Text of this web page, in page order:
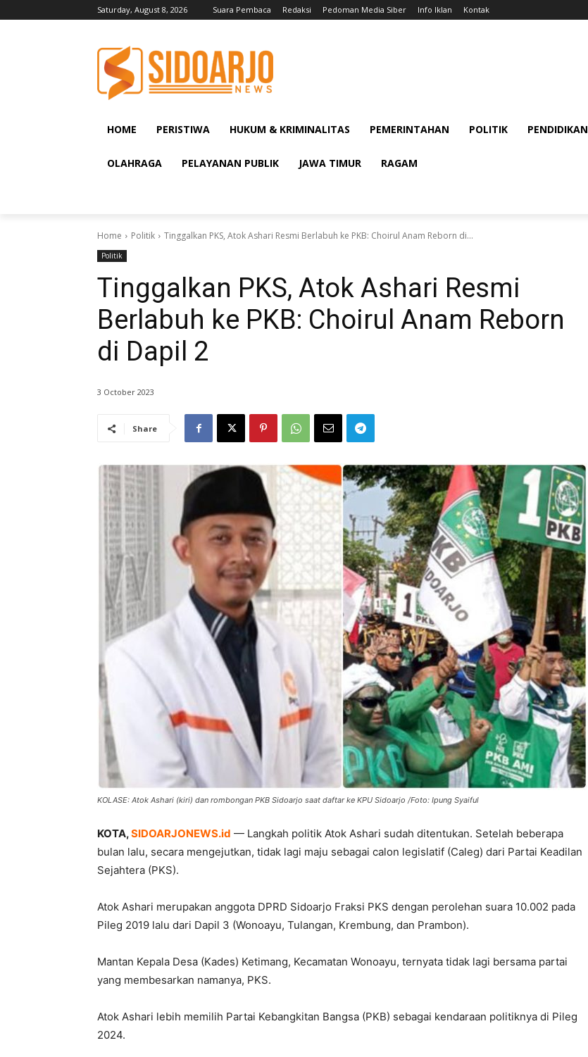
Saturday, August 8, 2026 Suara Pembaca Redaksi Pedoman Media Siber Info Iklan Kontak
HOME PERISTIWA HUKUM & KRIMINALITAS PEMERINTAHAN POLITIK PENDIDIKAN
OLAHRAGA PELAYANAN PUBLIK JAWA TIMUR RAGAM
Home Politik Tinggalkan PKS, Atok Ashari Resmi Berlabuh ke PKB: Choirul Anam Reborn di...
Politik
Tinggalkan PKS, Atok Ashari Resmi
Berlabuh ke PKB: Choirul Anam Reborn
di Dapil 2
3 October 2023
Share
KOLASE: Atok Ashari (kiri) dan rombongan PKB Sidoarjo saat daftar ke KPU Sidoarjo /Foto: Ipung Syaiful
KOTA,SIDOARJONEWS.id — Langkah politik Atok Ashari sudah ditentukan. Setelah beberapa
bulan lalu, secara mengejutkan, tidak lagi maju sebagai calon legislatif (Caleg) dari Partai Keadilan
Sejahtera (PKS).
Atok Ashari merupakan anggota DPRD Sidoarjo Fraksi PKS dengan perolehan suara 10.002 pada
Pileg 2019 lalu dari Dapil 3 (Wonoayu, Tulangan, Krembung, dan Prambon).
Mantan Kepala Desa (Kades) Ketimang, Kecamatan Wonoayu, ternyata tidak lagi bersama partai
yang membesarkan namanya, PKS.
Atok Ashari lebih memilih Partai Kebangkitan Bangsa (PKB) sebagai kendaraan politiknya di Pileg
2024.